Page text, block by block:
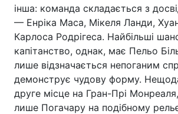
інша: команда складається з
— Енріка Маса, Мікеля Ланди,
Карлоса Родрігеса. Найбільші
капітанство, однак, має Пельо
лише відзначається непоганим
демонструє чудову форму.
друге місце на Гран-Прі
лише Погачару на подібному